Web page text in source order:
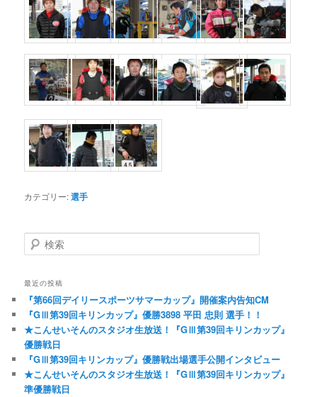
カテゴリー:選手
検索
最近の投稿
『第66回デイリースポーツサマーカップ』開催案内告知CM
『GⅢ第39回キリンカップ』優勝3898 平田 忠則 選手！！
★こんせいそんのスタジオ生放送！『GⅢ第39回キリンカップ』
優勝戦日
『GⅢ第39回キリンカップ』優勝戦出場選手公開インタビュー
★こんせいそんのスタジオ生放送！『GⅢ第39回キリンカップ』
準優勝戦日